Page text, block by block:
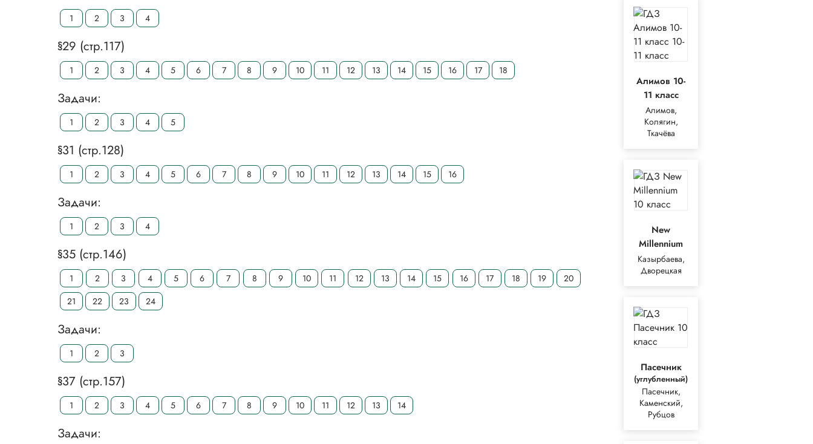
1 2 3 4
§29 (стр.117)
1 2 3 4 5 6 7 8 9 10 11 12 13 14 15 16 17 18
Задачи:
1 2 3 4 5
§31 (стр.128)
1 2 3 4 5 6 7 8 9 10 11 12 13 14 15 16
Задачи:
1 2 3 4
§35 (стр.146)
1 2 3 4 5 6 7 8 9 10 11 12 13 14 15 16 17 18 19
20
21
22 23 24
Задачи:
1 2 3
§37 (стр.157)
1 2 3 4 5 6 7 8 9 10 11 12 13 14
Задачи:
Алимов 10-
11 класс
Алимов,
Колягин,
Ткачёва
New
Millennium
Казырбаева,
Дворецкая
Пасечник
(углубленный)
Пасечник,
Каменский,
Рубцов